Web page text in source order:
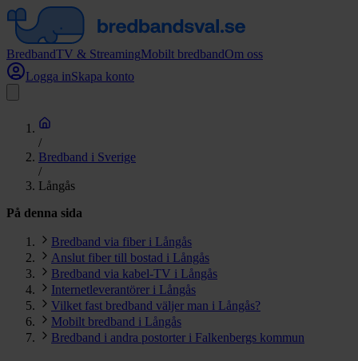
BredbandTV & StreamingMobilt bredbandOm oss
Logga inSkapa konto
/
Bredband i Sverige
/
Långås
På denna sida
Bredband via fiber i Långås
Anslut fiber till bostad i Långås
Bredband via kabel-TV i Långås
Internetleverantörer i Långås
Vilket fast bredband väljer man i Långås?
Mobilt bredband i Långås
Bredband i andra postorter i Falkenbergs kommun